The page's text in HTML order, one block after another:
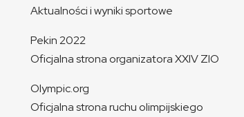
Aktualności i wyniki sportowe
Pekin 2022
Oficjalna strona organizatora XXIV ZIO
Olympic.org
Oficjalna strona ruchu olimpijskiego